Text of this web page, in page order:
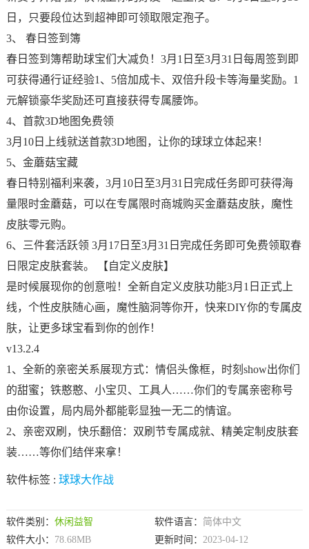
日，只要段位达到超神即可领取限定孢子。
3、 春日签到簿
春日签到簿帮助球宝们大减负！3月1日至3月31日每周签到即
可获得通行证经验1、5倍加成卡、双倍升段卡等海量奖励。1
元解锁豪华奖励还可直接获得专属腰饰。
4、首款3D地图免费领
3月10日上线就送首款3D地图，让你的球球立体起来！
5、金蘑菇宝藏
春日特别福利来袭，3月10日至3月31日完成任务即可获得海
量限时金蘑菇，可以在专属限时商城购买金蘑菇皮肤，魔性
皮肤零元购。
6、三件套活跃领 3月17日至3月31日完成任务即可免费领取春
日限定皮肤套装。 【自定义皮肤】
是时候展现你的创意啦！全新自定义皮肤功能3月1日正式上
线，个性皮肤随心画，魔性脑洞等你开，快来DIY你的专属皮
肤，让更多球宝看到你的创作！
v13.2.4
1、全新的亲密关系展现方式：情侣头像框，时刻show出你们
的甜蜜；铁憨憨、小宝贝、工具人……你们的专属亲密称号
由你设置，局内局外都能彰显独一无二的情谊。
2、亲密双刷，快乐翻倍：双刷节专属成就、精美定制皮肤套
装……等你们结伴来拿！
软件标签 : 球球大作战
软件类别： 休闲益智 软件语言： 简体中文
软件大小： 78.68MB 更新时间： 2023-04-12